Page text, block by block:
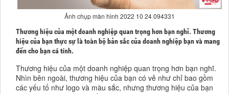
Ảnh chụp màn hình 2022 10 24 094331
Thương hiệu của một doanh nghiệp quan trọng hơn bạn nghĩ. Thương
hiệu của bạn thực sự là toàn bộ bản sắc của doanh nghiệp bạn và mang
đến cho bạn cá tính.
Thương hiệu của một doanh nghiệp quan trọng hơn bạn nghĩ.
Nhìn bên ngoài, thương hiệu của bạn có vẻ như chỉ bao gồm
các yếu tố như logo và màu sắc, nhưng thương hiệu của bạn